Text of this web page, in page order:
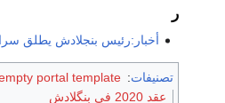
ر
أخبار:رئيس بنجلادش يطلق
تصنيفات:
portal template
عقد 2020 في بنگلادش